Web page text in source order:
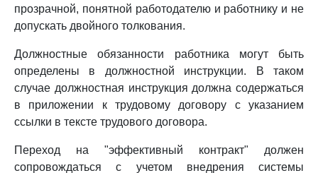
прозрачной, понятной работодателю и работнику и не
допускать двойного толкования.
Должностные обязанности работника могут быть
определены в должностной инструкции. В таком
случае должностная инструкция должна содержаться
в приложении к трудовому договору с указанием
ссылки в тексте трудового договора.
Переход на "эффективный контракт" должен
сопровождаться с учетом внедрения системы